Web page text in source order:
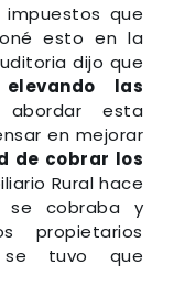
que
esto en la
dijo que
las
esta
en mejorar
de cobrar los
Rural hace
se cobraba y
propietarios
se tuvo que